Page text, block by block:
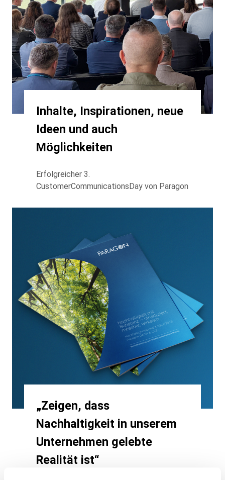
Inhalte, Inspirationen, neue
Ideen und auch
Möglichkeiten
Erfolgreicher 3.
CustomerCommunicationsDay von Paragon
„Zeigen, dass
Nachhaltigkeit in unserem
Unternehmen gelebte
Realität ist“